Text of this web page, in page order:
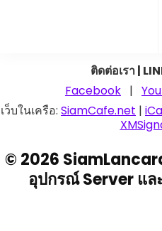
ติดต่อเรา |
Facebook |
เว็บในเครือ: SiamCafe.net |
© 2026
อุปกรณ์ Server แล